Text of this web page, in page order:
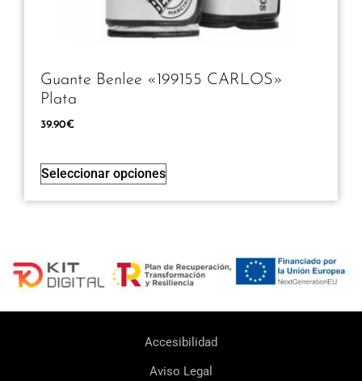
Guante Benlee «199155 CARLOS»
Plata
39.90€
Seleccionar opciones
Accesibilidad
Aviso Legal